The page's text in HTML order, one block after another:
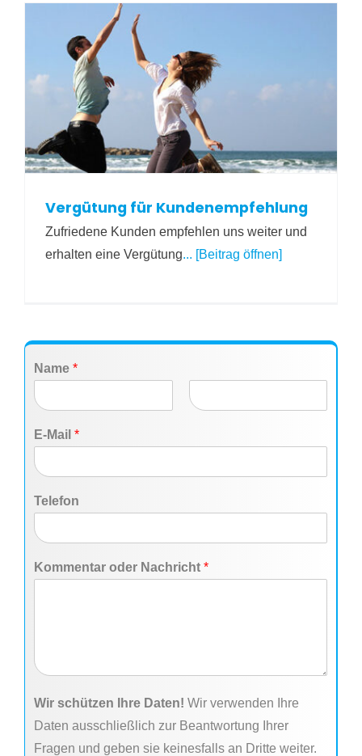
Vergütung für Kundenempfehlung
Zufriedene Kunden empfehlen uns weiter und
erhalten eine Vergütung... [Beitrag öffnen]
Name *
o
r
a
e
a
E-Mail *
Telefon
Kommentar oder Nachricht *
Wir schützen Ihre Daten! Wir verwenden Ihre
Daten ausschließlich zur Beantwortung Ihrer
Fragen und geben sie keinesfalls an Dritte weiter.